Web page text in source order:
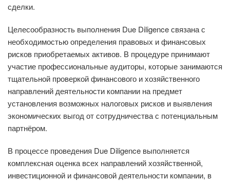
сделки.
Целесообразность выполнения Due Diligence связана с
необходимостью определения правовых и финансовых
рисков приобретаемых активов. В процедуре принимают
участие профессиональные аудиторы, которые занимаются
тщательной проверкой финансового и хозяйственного
направлений деятельности компании на предмет
установления возможных налоговых рисков и выявления
экономических выгод от сотрудничества с потенциальным
партнёром.
В процессе проведения Due Diligence выполняется
комплексная оценка всех направлений хозяйственной,
инвестиционной и финансовой деятельности компании, в